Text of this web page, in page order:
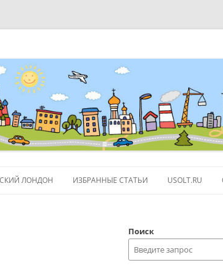
ЛОНДОН ИЗБРАННЫЕ СТАТЬИ
ПОЛЕЗНЫЕ ССЫЛКИ
ОБЪЕКТЫ НА КАРТЕ GOOGLE
USOLT.RU
Поиск